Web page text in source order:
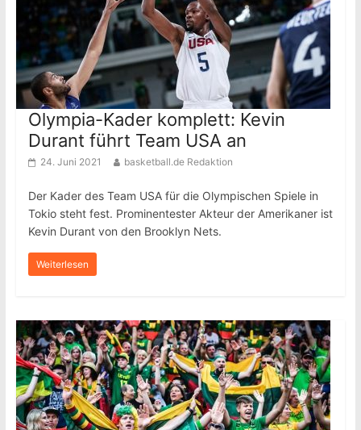
Olympia-Kader komplett: Kevin
Durant führt Team USA an
24. Juni 2021 basketball.de Redaktion
Der Kader des Team USA für die Olympischen Spiele in
Tokio steht fest. Prominentester Akteur der Amerikaner ist
Kevin Durant von den Brooklyn Nets.
Weiterlesen